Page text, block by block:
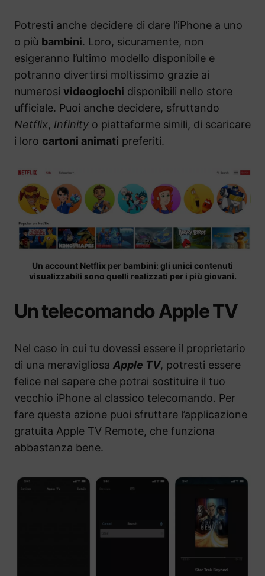
Potresti anche decidere di dare l’iPhone a uno
o più bambini. Loro, sicuramente, non
esigeranno l’ultimo modello disponibile e
potranno divertirsi moltissimo grazie ai
numerosi videogiochi disponibili nello store
ufficiale. Puoi anche decidere, sfruttando
Netflix, Infinity o piattaforme simili, di scaricare
i loro cartoni animati preferiti.
Un account Netflix per bambini: gli unici contenuti
visualizzabili sono quelli realizzati per i più giovani.
Un telecomando Apple TV
Nel caso in cui tu dovessi essere il proprietario
di una meravigliosa Apple TV, potresti essere
felice nel sapere che potrai sostituire il tuo
vecchio iPhone al classico telecomando. Per
fare questa azione puoi sfruttare l’applicazione
gratuita Apple TV Remote, che funziona
abbastanza bene.